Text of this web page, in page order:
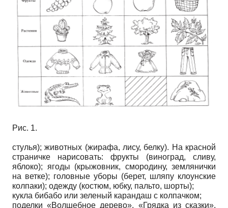
Рис. 1.
стулья); животных (жирафа, лису, белку). На красной
страничке нарисовать: фрукты (виноград, сливу,
яблоко); ягоды (крыжовник, смородину, землянички
на ветке); головные уборы (берет, шляпу клоунские
колпаки); одежду (костюм, юбку, пальто, шорты);
кукла бибабо или зеленый карандаш с колпачком;
поделки «Волшебное дерево», «Грядка из сказки»,